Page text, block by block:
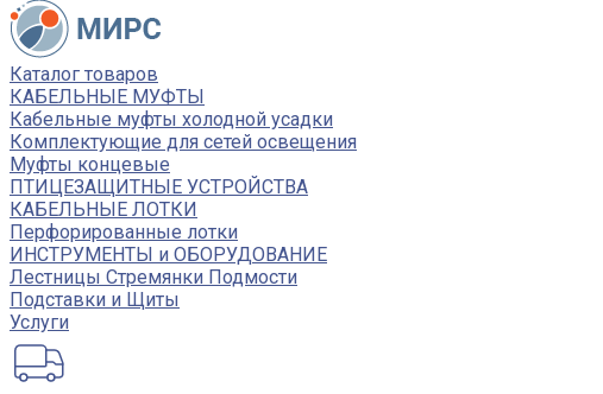
Каталог товаров
КАБЕЛЬНЫЕ МУФТЫ
Кабельные муфты холодной усадки
Комплектующие для сетей освещения
Муфты концевые
ПТИЦЕЗАЩИТНЫЕ УСТРОЙСТВА
КАБЕЛЬНЫЕ ЛОТКИ
Перфорированные лотки
ИНСТРУМЕНТЫ и ОБОРУДОВАНИЕ
Лестницы Стремянки Подмости
Подставки и Щиты
Услуги